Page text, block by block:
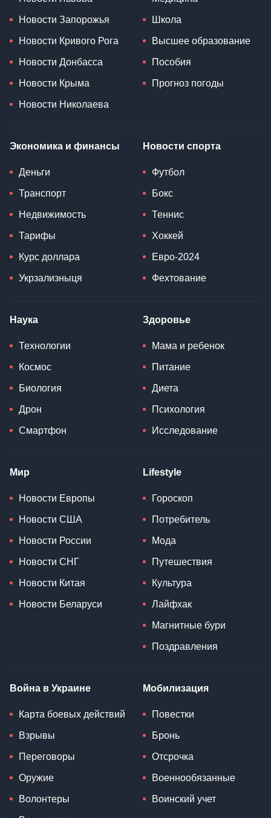
Новости Запорожья
Новости Кривого Рога
Новости Донбасса
Новости Крыма
Новости Николаева
Школа
Высшее образование
Пособия
Прогноз погоды
Экономика и финансы
Деньги
Транспорт
Недвижимость
Тарифы
Курс доллара
Укрзализныця
Новости спорта
Футбол
Бокс
Теннис
Хоккей
Евро-2024
Фехтование
Наука
Технологии
Космос
Биология
Дрон
Смартфон
Здоровье
Мама и ребенок
Питание
Диета
Психология
Исследование
Мир
Новости Европы
Новости США
Новости России
Новости СНГ
Новости Китая
Новости Беларуси
Lifestyle
Гороскоп
Потребитель
Мода
Путешествия
Культура
Лайфхак
Магнитные бури
Поздравления
Война в Украине
Карта боевых действий
Взрывы
Переговоры
Оружие
Волонтеры
Мобилизация
Повестки
Бронь
Отсрочка
Военнообязанные
Воинский учет